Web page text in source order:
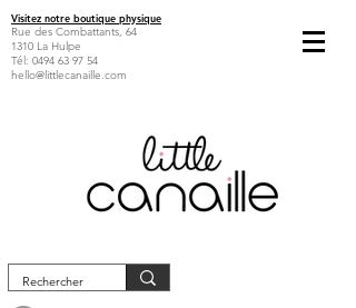
Visitez notre boutique physique
Rue des Combattants, 64
1310 La Hulpe
Tél: 0494 63 97 54
hello@littlecanaille.com